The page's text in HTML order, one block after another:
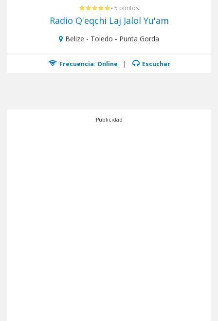
- 5 puntos
Radio Q'eqchi Laj Jalol Yu'am
Belize - Toledo - Punta Gorda
Frecuencia: Online | Escuchar
Publicidad